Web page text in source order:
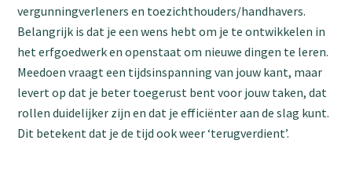
vergunningverleners en toezichthouders/handhavers.
Belangrijk is dat je een wens hebt om je te ontwikkelen in
het erfgoedwerk en openstaat om nieuwe dingen te leren.
Meedoen vraagt een tijdsinspanning van jouw kant, maar
levert op dat je beter toegerust bent voor jouw taken, dat
rollen duidelijker zijn en dat je efficiënter aan de slag kunt.
Dit betekent dat je de tijd ook weer ‘terugverdient’.